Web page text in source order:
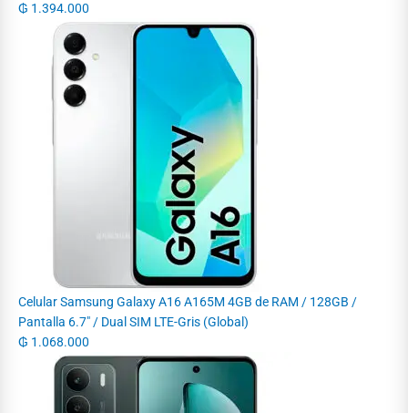
₲ 1.394.000
Celular Samsung Galaxy A16 A165M 4GB de RAM / 128GB /
Pantalla 6.7" / Dual SIM LTE-Gris (Global)
₲ 1.068.000